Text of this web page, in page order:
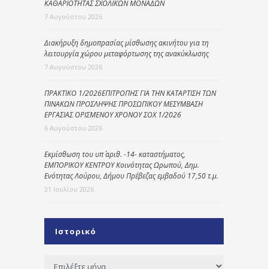
ΚΑΘΑΡΙΟΤΗΤΑΣ ΣΧΟΛΙΚΩΝ ΜΟΝΑΔΩΝ
7 Αυγούστου 2026
Διακήρυξη δημοπρασίας μίσθωσης ακινήτου για τη
λειτουργία χώρου μεταφόρτωσης της ανακύκλωσης
7 Αυγούστου 2026
ΠΡΑΚΤΙΚΟ 1/2026ΕΠΙΤΡΟΠΗΣ ΓΙΑ ΤΗΝ ΚΑΤΑΡΤΙΣΗ ΤΩΝ
ΠΙΝΑΚΩΝ ΠΡΟΣΛΗΨΗΣ ΠΡΟΣΩΠΙΚΟΥ ΜΕΣΥΜΒΑΣΗ
ΕΡΓΑΣΙΑΣ ΟΡΙΣΜΕΝΟΥ ΧΡΟΝΟΥ ΣΟΧ 1/2026
6 Αυγούστου 2026
Εκμίσθωση του υπ΄ αριθ. -14- καταστήματος,
ΕΜΠΟΡΙΚΟΥ ΚΕΝΤΡΟΥ Κοινότητας Ωρωπού, Δημ.
Ενότητας Λούρου, Δήμου Πρέβεζας εμβαδού 17,50 τ.μ.
31 Ιουλίου 2026
Ιστορικό
Ιστορικό